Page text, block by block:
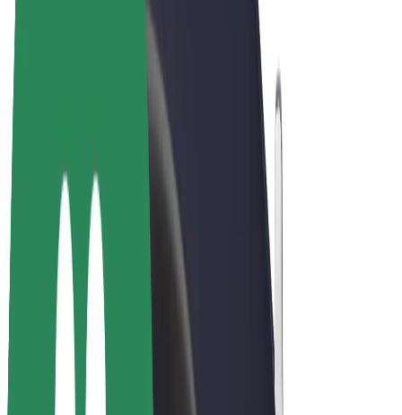
E-kolesa
Bolt Plus
Zasluži z Bolt
Vozniki
Zaslužki za voznike
Dostavljavci